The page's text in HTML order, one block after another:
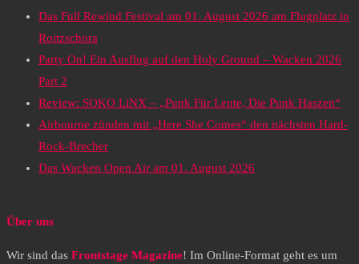
Das Full Rewind Festival am 01. August 2026 am Flugplatz in
Roitzschora
Party On! Ein Ausflug auf den Holy Ground – Wacken 2026
Part 2
Review: SOKO LiNX – „Punk Für Leute, Die Punk Haszen“
Airbourne zünden mit „Here She Comes“ den nächsten Hard-
Rock-Brecher
Das Wacken Open Air am 01. August 2026
Über uns
Wir sind das Frontstage Magazine! Im Online-Format geht es um